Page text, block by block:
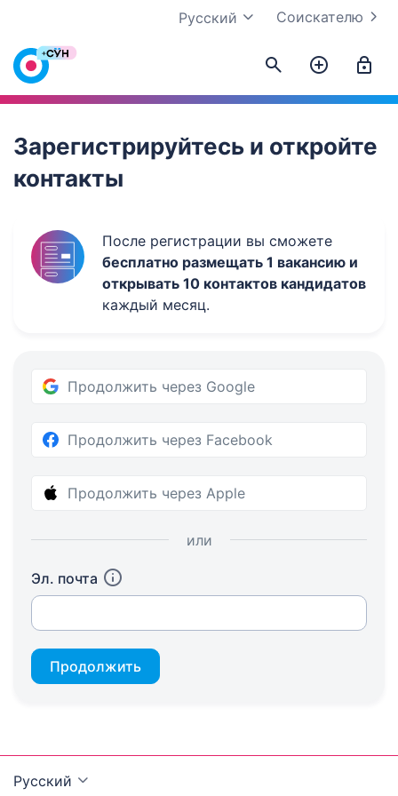
Соискателю
Русский
Work.ua
Зарегистрируйтесь и откройте
контакты
После регистрации вы сможете
бесплатно размещать 1 вакансию и
открывать 10 контактов кандидатов
каждый месяц.
Продолжить через Google
Продолжить через Facebook
Продолжить через Apple
или
Эл. почта
Продолжить
Русский